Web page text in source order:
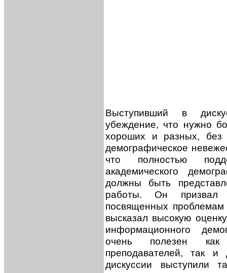
Выступивший в
убеждение, что нужно
хороших и разных, без
демографическое
что полностью
академического
должны быть
работы. Он призвал
посвященных
высказал высокую
информационного
очень полезен как
преподавателей, так
дискуссии выступили